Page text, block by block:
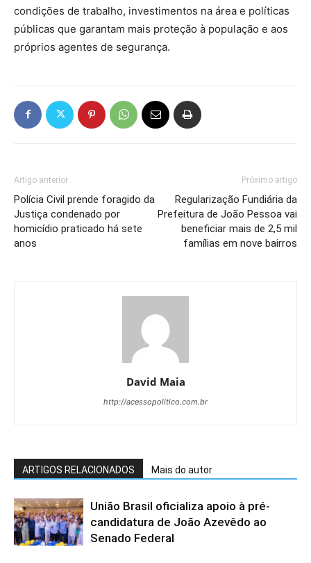
condições de trabalho, investimentos na área e políticas
públicas que garantam mais proteção à população e aos
próprios agentes de segurança.
Artigo anterior
Polícia Civil prende foragido da
Justiça condenado por
homicídio praticado há sete
anos
Próximo artigo
Regularização Fundiária da
Prefeitura de João Pessoa vai
beneficiar mais de 2,5 mil
famílias em nove bairros
David Maia
http://acessopolitico.com.br
ARTIGOS RELACIONADOS Mais do autor
União Brasil oficializa apoio à pré-
candidatura de João Azevêdo ao
Senado Federal